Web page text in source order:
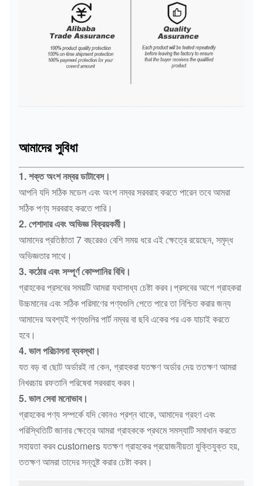
আমাদের সুবিধা
1. শক্ত অংশ নম্বর ডাটাবেস।
আপনি যদি সঠিক মডেল এবং অংশ নম্বর সরবরাহ করতে পারেন তবে আমরা
সঠিক পণ্য সরবরাহ করতে পারি।
2. পেশাদার এবং অভিজ্ঞ বিক্রয়কর্মী।
আমাদের প্রতিষ্ঠাতা 7 বছরেরও বেশি সময় ধরে এই ক্ষেত্রে রয়েছেন, সমৃদ্ধ
অভিজ্ঞতার সাথে।
3. কঠোর এবং সম্পূর্ণ কোম্পানির বিধি।
গ্রাহকের প্রসবের সময়টি আমরা যথাসাধ্য চেষ্টা করব।প্রসবের আগে গ্রাহকরা
উচ্চমানের এবং সঠিক পরিমাণের পণ্যগুলি পেতে পারে তা নিশ্চিত করার জন্য
আমাদের অবশ্যই পণ্যগুলির পার্ট নম্বর বা ছবি একের পর এক যাচাই করতে
হবে।
4. ভাল পরিচালনা ব্যবস্থা।
যত বড় বা ছোট অর্ডারই না কেন, গ্রাহকরা যতক্ষণ অর্ডার দেয় ততক্ষণ আমরা
নিখরচায় রফতানি পরিষেবা সরবরাহ করব।
5. ভাল সেবা মনোভাব।
গ্রাহকের পণ্য সম্পর্কে যদি কোনও প্রশ্ন থাকে, আমাদের গ্রহণ এবং
পরিস্থিতিটি জানার ক্ষেত্রে আমরা গ্রাহককে প্রথমে সমস্যাটি সমাধান করতে
সহায়তা করব customers যতক্ষণ গ্রাহকের প্রয়োজনীয়তা যুক্তিযুক্ত হয়,
ততক্ষণ আমরা তাদের সন্তুষ্ট করার চেষ্টা করব।